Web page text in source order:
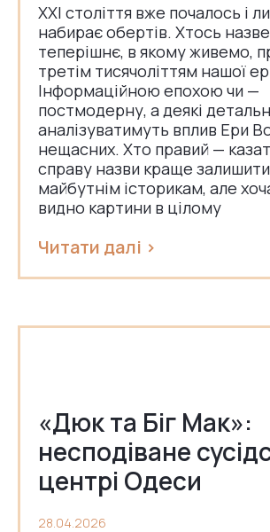
ХХІ століття вже почалось і
набирає обертів. Хтось назве
теперішнє, в якому живемо,
третім тисячоліттям нашої
Інформаційною епохою чи —
постмодерну, а деякі
аналізуватимуть вплив Ери
нещасних. Хто правий —
справу назви краще залишити
майбутнім історикам, але
видно картини в цілому
Читати далі >
«Дюк та Біг Мак»:
несподіване
центрі Одеси
28.04.2026